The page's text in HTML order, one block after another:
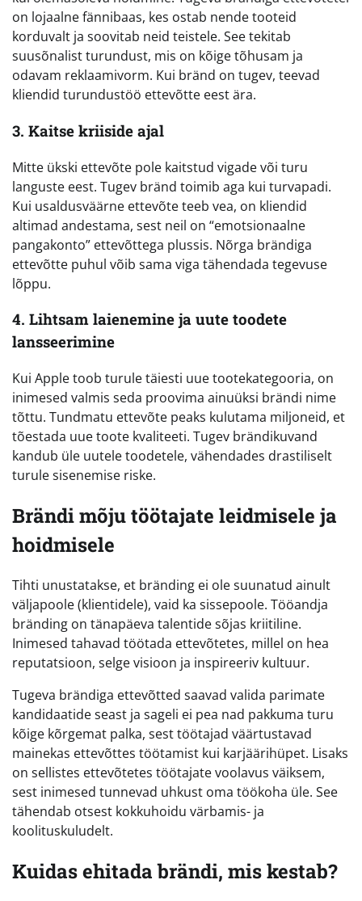
on lojaalne fännibaas, kes ostab nende tooteid
korduvalt ja soovitab neid teistele. See tekitab
suusõnalist turundust, mis on kõige tõhusam ja
odavam reklaamivorm. Kui bränd on tugev, teevad
kliendid turundustöö ettevõtte eest ära.
3. Kaitse kriiside ajal
Mitte ükski ettevõte pole kaitstud vigade või turu
languste eest. Tugev bränd toimib aga kui turvapadi.
Kui usaldusväärne ettevõte teeb vea, on kliendid
altimad andestama, sest neil on “emotsionaalne
pangakonto” ettevõttega plussis. Nõrga brändiga
ettevõtte puhul võib sama viga tähendada tegevuse
lõppu.
4. Lihtsam laienemine ja uute toodete
lansseerimine
Kui Apple toob turule täiesti uue tootekategooria, on
inimesed valmis seda proovima ainuüksi brändi nime
tõttu. Tundmatu ettevõte peaks kulutama miljoneid, et
tõestada uue toote kvaliteeti. Tugev brändikuvand
kandub üle uutele toodetele, vähendades drastiliselt
turule sisenemise riske.
Brändi mõju töötajate leidmisele ja
hoidmisele
Tihti unustatakse, et bränding ei ole suunatud ainult
väljapoole (klientidele), vaid ka sissepoole. Tööandja
bränding on tänapäeva talentide sõjas kriitiline.
Inimesed tahavad töötada ettevõtetes, millel on hea
reputatsioon, selge visioon ja inspireeriv kultuur.
Tugeva brändiga ettevõtted saavad valida parimate
kandidaatide seast ja sageli ei pea nad pakkuma turu
kõige kõrgemat palka, sest töötajad väärtustavad
mainekas ettevõttes töötamist kui karjäärihüpet. Lisaks
on sellistes ettevõtetes töötajate voolavus väiksem,
sest inimesed tunnevad uhkust oma töökoha üle. See
tähendab otsest kokkuhoidu värbamis- ja
koolituskuludelt.
Kuidas ehitada brändi, mis kestab?